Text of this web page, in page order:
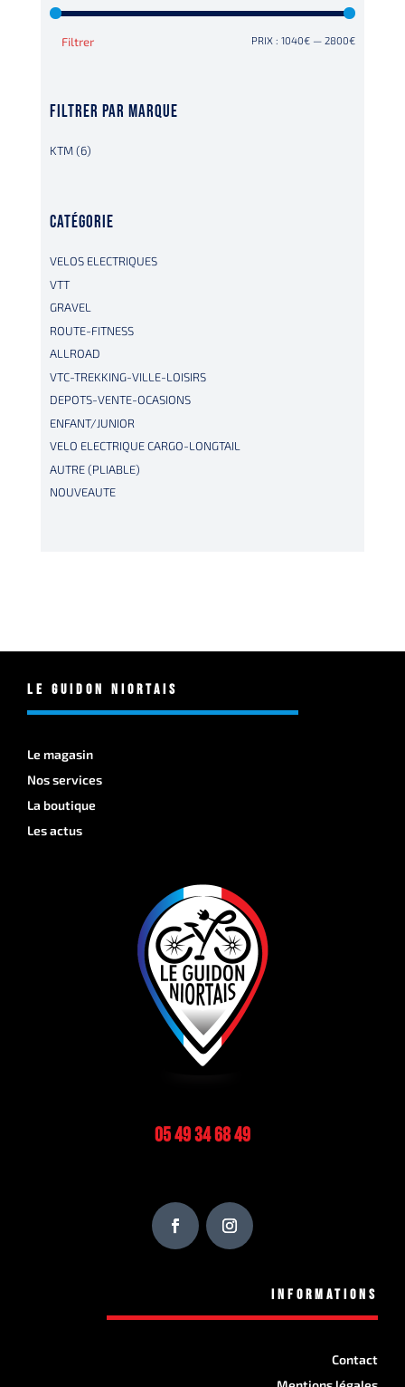
PRIX
PRIX
Filtrer PRIX :1040€ —2800€
FILTRER PAR MARQUE
KTM (6)
CATÉGORIE
VELOS ELECTRIQUES
VTT
GRAVEL
ROUTE-FITNESS
ALLROAD
VTC-TREKKING-VILLE-LOISIRS
DEPOTS-VENTE-OCASIONS
ENFANT/JUNIOR
VELO ELECTRIQUE CARGO-LONGTAIL
AUTRE (PLIABLE)
NOUVEAUTE
Le Guidon Niortais
Le magasin
Nos services
La boutique
Les actus
05 49 34 68 49
Informations
Contact